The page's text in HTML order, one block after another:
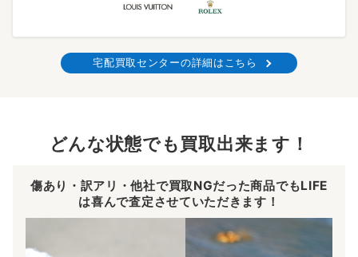
宅配買取センターの詳細はこちら
どんな状態でも買取出来ます！
傷あり・訳アリ・他社で買取NGだった商品でもLIFE
は喜んで査定させていただきます！